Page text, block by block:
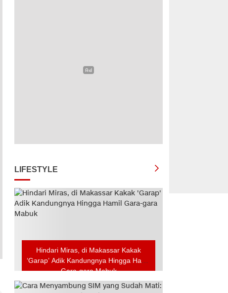
LIFESTYLE
Hindari Miras, di Makassar Kakak
‘Garap’ Adik Kandungnya Hingga Hamil
Gara-gara Mabuk